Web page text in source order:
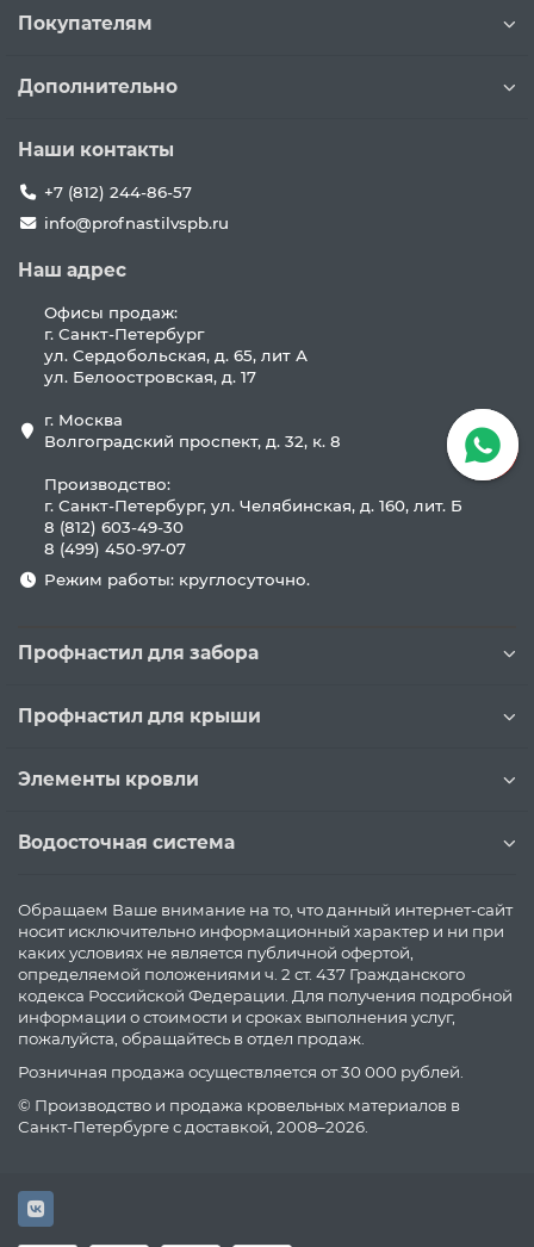
Покупателям
Дополнительно
Наши контакты
+7 (812) 244-86-57
info@profnastilvspb.ru
Наш адрес
Офисы продаж:
г. Санкт-Петербург
ул. Сердобольская, д. 65, лит А
ул. Белоостровская, д. 17
г. Москва
Волгоградский проспект, д. 32, к. 8
Производство:
г. Санкт-Петербург, ул. Челябинская, д. 160, лит. Б
8 (812) 603-49-30
8 (499) 450-97-07
Режим работы: круглосуточно.
Профнастил для забора
Профнастил для крыши
Элементы кровли
Водосточная система
Обращаем Ваше внимание на то, что данный интернет-сайт
носит исключительно информационный характер и ни при
каких условиях не является публичной офертой,
определяемой положениями ч. 2 ст. 437 Гражданского
кодекса Российской Федерации. Для получения подробной
информации о стоимости и сроках выполнения услуг,
пожалуйста, обращайтесь в отдел продаж.
Розничная продажа осуществляется от 30 000 рублей.
© Производство и продажа кровельных материалов в
Санкт-Петербурге с доставкой, 2008–2026.